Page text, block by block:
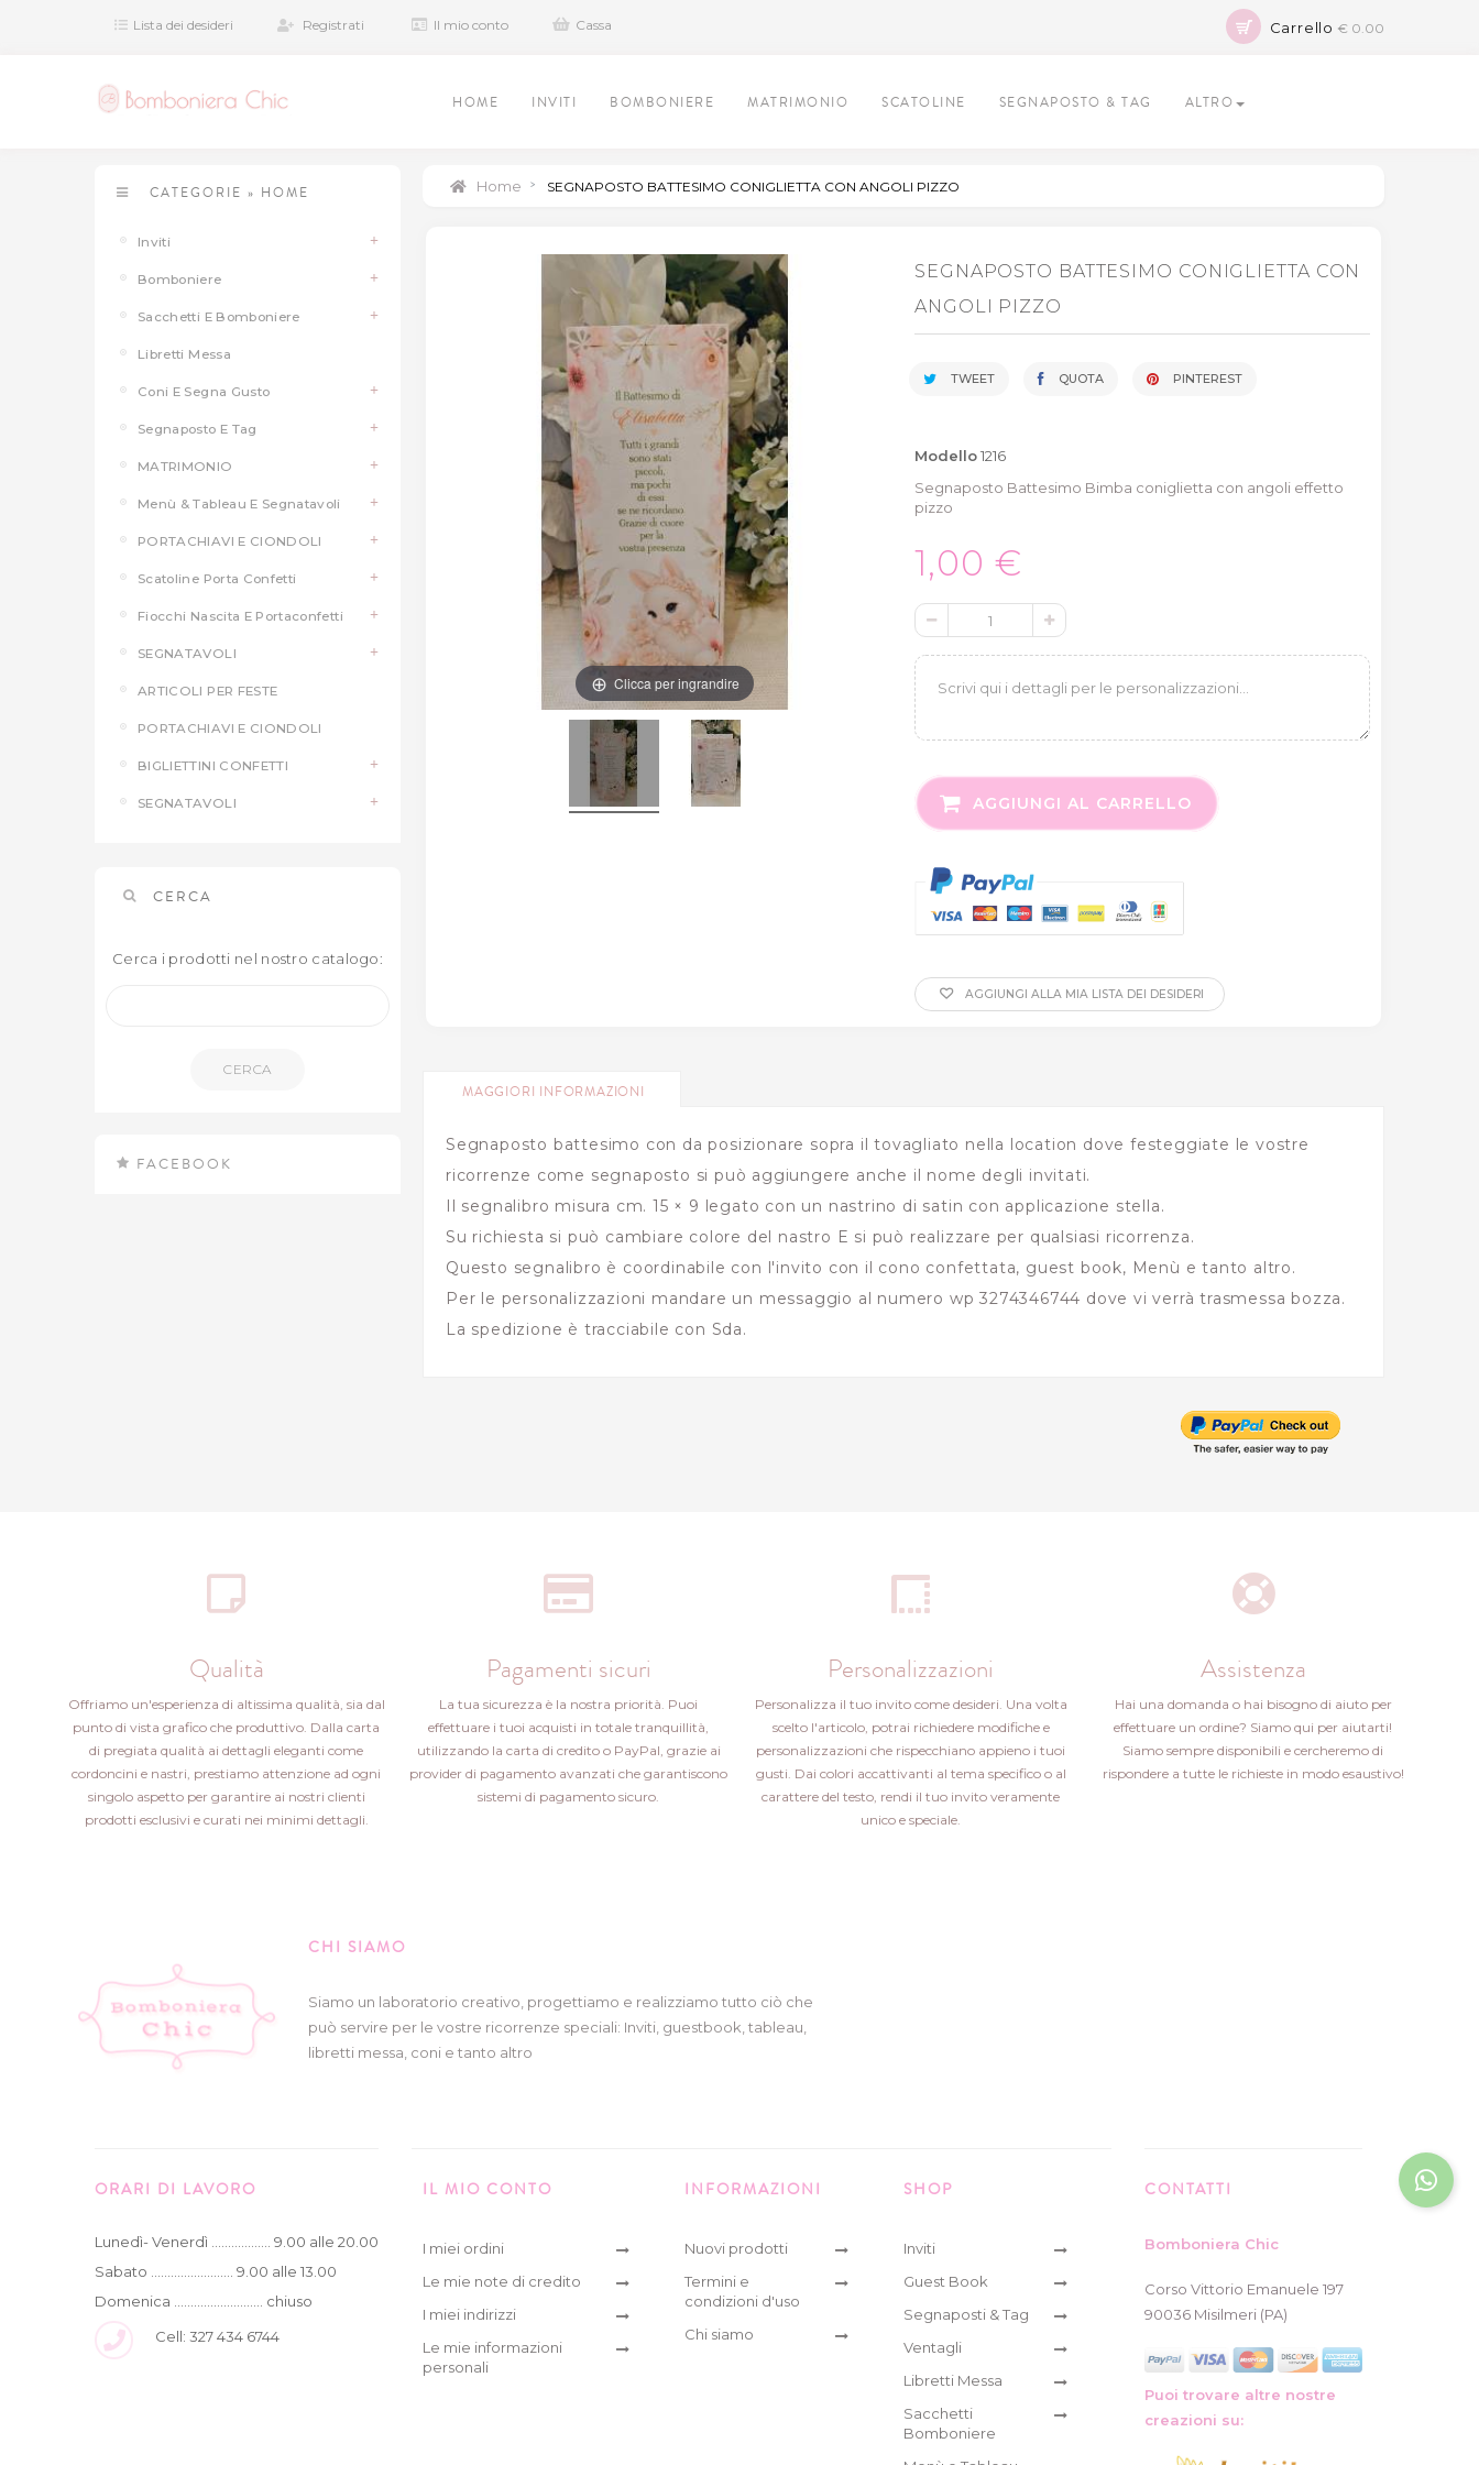
Lista dei desideri Registrati Il mio conto Cassa Carrello € 0.00
HOME INVITI BOMBONIERE MATRIMONIO SCATOLINE SEGNAPOSTO & TAG ALTRO
CATEGORIE » HOME
Inviti
Bomboniere
Sacchetti E Bomboniere
Libretti Messa
Coni E Segna Gusto
Segnaposto E Tag
MATRIMONIO
Menù & Tableau E Segnatavoli
PORTACHIAVI E CIONDOLI
Scatoline Porta Confetti
Fiocchi Nascita E Portaconfetti
SEGNATAVOLI
ARTICOLI PER FESTE
PORTACHIAVI E CIONDOLI
BIGLIETTINI CONFETTI
SEGNATAVOLI
CERCA
Cerca i prodotti nel nostro catalogo:
CERCA
FACEBOOK
Home > SEGNAPOSTO BATTESIMO CONIGLIETTA CON ANGOLI PIZZO
Clicca per ingrandire
SEGNAPOSTO BATTESIMO CONIGLIETTA CON
ANGOLI PIZZO
TWEET QUOTA PINTEREST
Modello1216
Segnaposto Battesimo Bimba coniglietta con angoli effetto
pizzo
1,00 €
AGGIUNGI AL CARRELLO
AGGIUNGI ALLA MIA LISTA DEI DESIDERI
MAGGIORI INFORMAZIONI
Segnaposto battesimo con da posizionare sopra il tovagliato nella location dove festeggiate le vostre
ricorrenze come segnaposto si può aggiungere anche il nome degli invitati.
Il segnalibro misura cm. 15 × 9 legato con un nastrino di satin con applicazione stella.
Su richiesta si può cambiare colore del nastro E si può realizzare per qualsiasi ricorrenza.
Questo segnalibro è coordinabile con l'invito con il cono confettata, guest book, Menù e tanto altro.
Per le personalizzazioni mandare un messaggio al numero wp 3274346744 dove vi verrà trasmessa bozza.
La spedizione è tracciabile con Sda.
Qualità
Offriamo un'esperienza di altissima qualità, sia dal
punto di vista grafico che produttivo. Dalla carta
di pregiata qualità ai dettagli eleganti come
cordoncini e nastri, prestiamo attenzione ad ogni
singolo aspetto per garantire ai nostri clienti
prodotti esclusivi e curati nei minimi dettagli.
Pagamenti sicuri
La tua sicurezza è la nostra priorità. Puoi
effettuare i tuoi acquisti in totale tranquillità,
utilizzando la carta di credito o PayPal, grazie ai
provider di pagamento avanzati che garantiscono
sistemi di pagamento sicuro.
Personalizzazioni
Personalizza il tuo invito come desideri. Una volta
scelto l'articolo, potrai richiedere modifiche e
personalizzazioni che rispecchiano appieno i tuoi
gusti. Dai colori accattivanti al tema specifico o al
carattere del testo, rendi il tuo invito veramente
unico e speciale.
Assistenza
Hai una domanda o hai bisogno di aiuto per
effettuare un ordine? Siamo qui per aiutarti!
Siamo sempre disponibili e cercheremo di
rispondere a tutte le richieste in modo esaustivo!
CHI SIAMO
Siamo un laboratorio creativo, progettiamo e realizziamo tutto ciò che
può servire per le vostre ricorrenze speciali: Inviti, guestbook, tableau,
libretti messa, coni e tanto altro
ORARI DI LAVORO
Lunedì- Venerdì .................. 9.00 alle 20.00
Sabato ......................... 9.00 alle 13.00
Domenica ........................... chiuso
Cell: 327 434 6744
IL MIO CONTO
I miei ordini
Le mie note di credito
I miei indirizzi
Le mie informazioni
personali
INFORMAZIONI
Nuovi prodotti
Termini e
condizioni d'uso
Chi siamo
SHOP
Inviti
Guest Book
Segnaposti & Tag
Ventagli
Libretti Messa
Sacchetti
Bomboniere
CONTATTI
Bomboniera Chic
Corso Vittorio Emanuele 197
90036 Misilmeri (PA)
Puoi trovare altre nostre
creazioni su: